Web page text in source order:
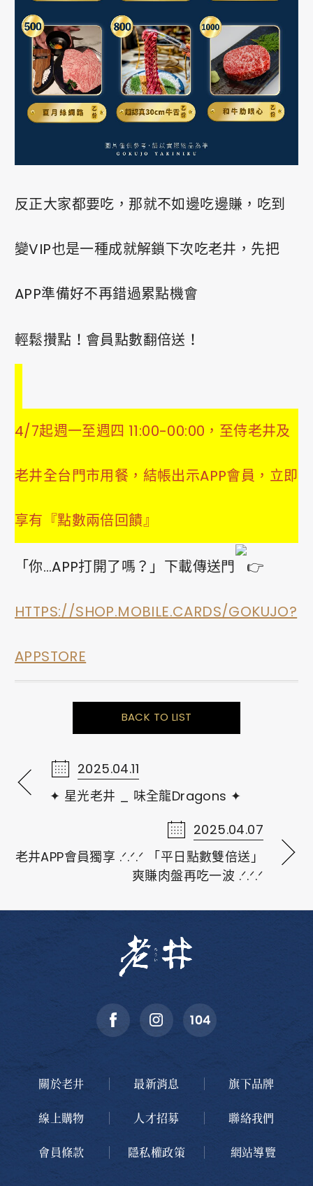
反正大家都要吃，那就不如邊吃邊賺，吃到
變VIP也是一種成就解鎖下次吃老井，先把
APP準備好不再錯過累點機會
輕鬆攢點！會員點數翻倍送！
4/7起週一至週四 11:00-00:00，至侍老井及
老井全台門市用餐，結帳出示APP會員，立即
享有『點數兩倍回饋』
「你…APP打開了嗎？」下載傳送門
HTTPS://SHOP.MOBILE.CARDS/GOKUJO?
APPSTORE
2025.04.11
✦ 星光老井 _ 味全龍Dragons ✦
BACK TO LIST
2025.04.07
老井APP會員獨享 .ᐟ.ᐟ.ᐟ 「平日點數雙倍送」
爽賺肉盤再吃一波 .ᐟ.ᐟ.ᐟ
關於老井 最新消息 旗下品牌
線上購物 人才招募 聯絡我們
會員條款 隱私權政策 網站導覽